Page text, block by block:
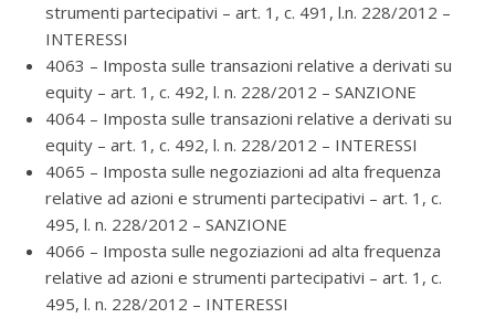
strumenti partecipativi – art. 1, c. 491, l.n. 228/2012 –
INTERESSI
4063 – Imposta sulle transazioni relative a derivati su
equity – art. 1, c. 492, l. n. 228/2012 – SANZIONE
4064 – Imposta sulle transazioni relative a derivati su
equity – art. 1, c. 492, l. n. 228/2012 – INTERESSI
4065 – Imposta sulle negoziazioni ad alta frequenza
relative ad azioni e strumenti partecipativi – art. 1, c.
495, l. n. 228/2012 – SANZIONE
4066 – Imposta sulle negoziazioni ad alta frequenza
relative ad azioni e strumenti partecipativi – art. 1, c.
495, l. n. 228/2012 – INTERESSI